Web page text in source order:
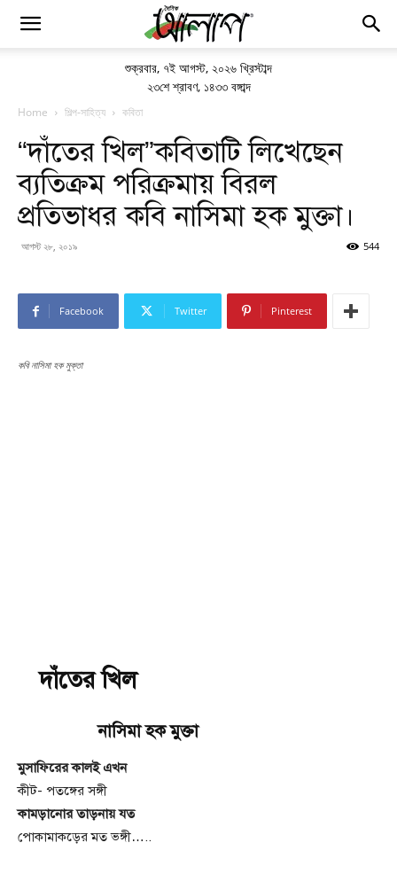
শুক্রবার, ৭ই আগস্ট, ২০২৬ খ্রিস্টাব্দ
২৩শে শ্রাবণ, ১৪৩৩ বঙ্গাব্দ
Home শিল্প-সাহিত্য কবিতা
“দাঁতের খিল”কবিতাটি লিখেছেন
ব্যতিক্রম পরিক্রমায় বিরল
প্রতিভাধর কবি নাসিমা হক মুক্তা।
আগস্ট ২৮, ২০১৯ 544
Facebook Twitter Pinterest
কবি নাসিমা হক মুক্তা
দাঁতের খিল
নাসিমা হক মুক্তা
মুসাফিরের কালই এখন
কীট- পতঙ্গের সঙ্গী
কামড়ানোর তাড়নায় যত
পোকামাকড়ের মত ভঙ্গী…..